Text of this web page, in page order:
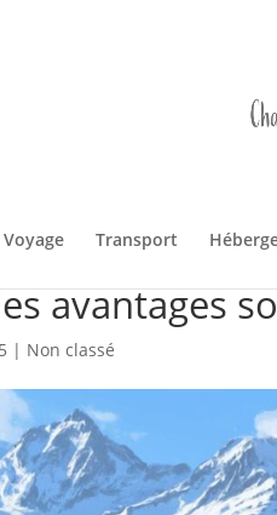
Voyage Transport
avantages
| Non classé